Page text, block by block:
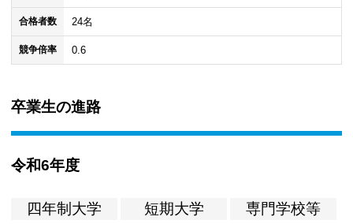
合格者数 24名
競争倍率 0.6
卒業生の進路
令和6年度
四年制大学 短期大学 専門学校等